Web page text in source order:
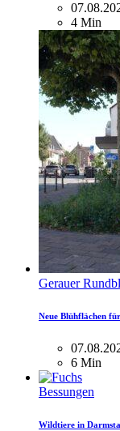
4 Min
Gerauer
Neue Blühflächen
6 Min
Bessungen
Wildtiere in